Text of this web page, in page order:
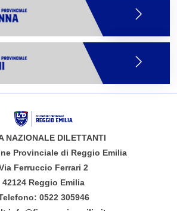
NAZIONALE DILETTANTI
Provinciale di Reggio Emilia
Ferruccio Ferrari 2
42124 Reggio Emilia
0522 305946